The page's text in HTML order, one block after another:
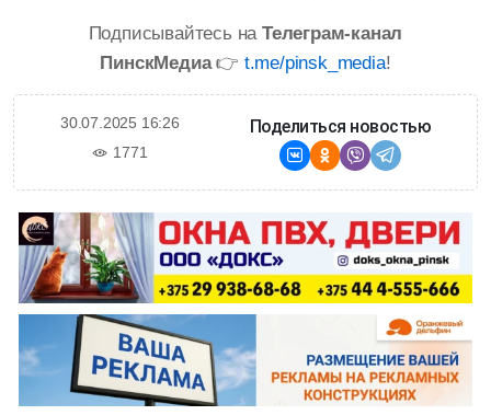
Подписывайтесь наТелеграм-канал
ПинскМедиа👉 t.me/pinsk_media!
30.07.2025 16:26
1771
Поделиться новостью